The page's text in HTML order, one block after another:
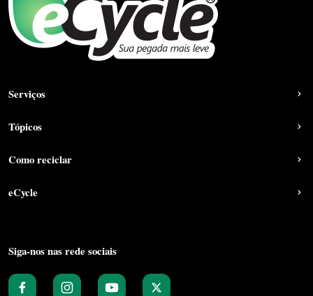
Serviços
Tópicos
Como reciclar
eCycle
Siga-nos nas rede sociais